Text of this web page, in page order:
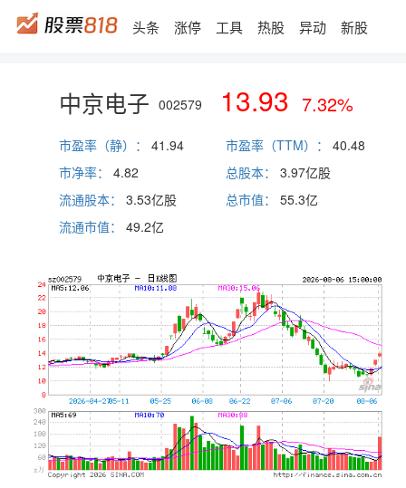
头条 涨停 工具 热股 异动 新股
中京电子 002579 13.93 7.32%
市盈率（静）： 41.94 市盈率（TTM）：
40.48
市净率：
4.82 总股本：
3.97亿股
流通股本：
3.53亿股 总市值： 55.3亿
流通市值：
49.2亿